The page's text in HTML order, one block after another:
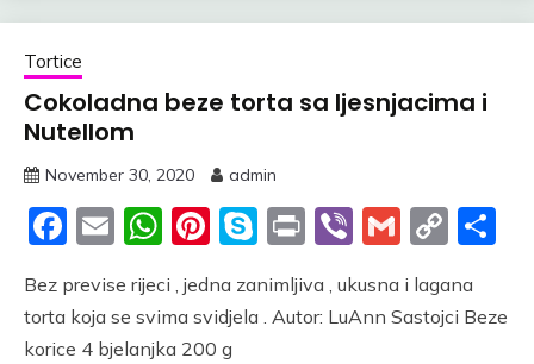
Tortice
Cokoladna beze torta sa ljesnjacima i
Nutellom
November 30, 2020 admin
Facebook
EmailWhatsApp
Pinterest
Skype
PrintViberGmail
Bez previse rijeci , jedna zanimljiva , ukusna i lagana
torta koja se svima svidjela . Autor: LuAnn Sastojci Beze
korice 4 bjelanjka 200 g